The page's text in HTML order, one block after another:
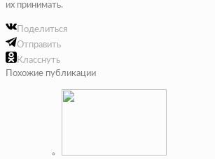
их принимать.
Поделиться
Отправить
Класснуть
Похожие публикации